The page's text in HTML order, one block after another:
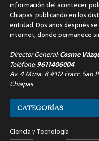
información del acontecer
Chiapas, publicando en los
entidad. Dos años después
internet, donde permanece
Director General:Cosme
Teléfono:9611406004
Av. 4 Mzna. 8 #112 Fracc. San
Chiapas
CATEGORÍAS
Ciencia y Tecnología